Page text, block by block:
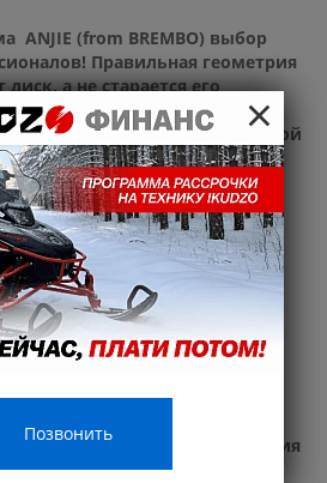
ANJIE (from BREMBO) выбор
Правильная геометрия
а не старается его
диски KTM –
диаметра для уверенной
рассеивания тепла,
Все это закрывает
антискользящее сидение
7075 из анодированного
признан лучшим кроссовым
моделей с водным
продаж и отсутствия
.
×
Позвонить